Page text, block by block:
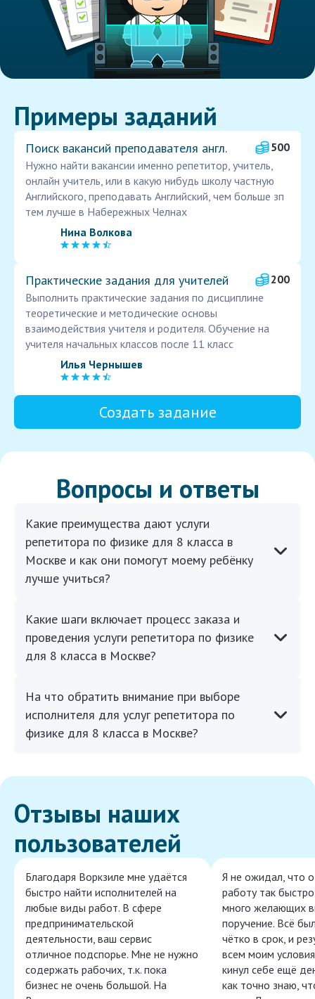
Примеры заданий
Поиск вакансий преподавателя англ.
500
Нужно найти вакансии именно репетитор, учитель,
онлайн учитель, или в какую нибудь школу частную
Английского, преподавать Английский, чем больше зп
тем лучше в Набережных Челнах
Нина Волкова
Практические задания для учителей
200
Выполнить практические задания по дисциплине
теоретические и методические основы
взаимодействия учителя и родителя. Обучение на
учителя начальных классов после 11 класс
Илья Чернышев
Создать задание
Вопросы и ответы
Какие преимущества дают услуги
репетитора по физике для 8 класса в
Москве и как они помогут моему ребёнку
лучше учиться?
Какие шаги включает процесс заказа и
проведения услуги репетитора по физике
для 8 класса в Москве?
На что обратить внимание при выборе
исполнителя для услуг репетитора по
физике для 8 класса в Москве?
Отзывы наших
пользователей
Благодаря Воркзиле мне удаётся
быстро найти исполнителей на
любые виды работ. В сфере
предпринимательской
деятельности, ваш сервис
отличное подспорье. Мне не нужно
содержать рабочих, т.к. пока
бизнес не очень большой. На
Я не ожидал, что
работу так
много желающих
поручение. Всё
чётко в срок, и
всем моим
кинул себе ещё
как точно знаю,